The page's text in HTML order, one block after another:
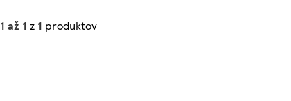
1 až 1 z 1 produktov